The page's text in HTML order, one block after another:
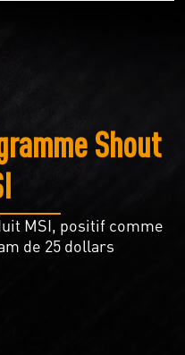
Shout
MSI, positif comme
de 25 dollars